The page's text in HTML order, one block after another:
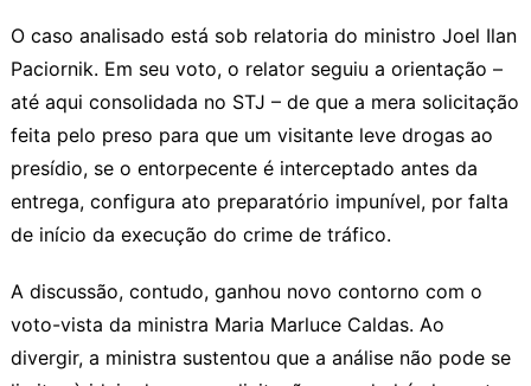
O caso analisado está sob relatoria do ministro Joel Ilan
Paciornik. Em seu voto, o relator seguiu a orientação –
até aqui consolidada no STJ – de que a mera solicitação
feita pelo preso para que um visitante leve drogas ao
presídio, se o entorpecente é interceptado antes da
entrega, configura ato preparatório impunível, por falta
de início da execução do crime de tráfico.
A discussão, contudo, ganhou novo contorno com o
voto-vista da ministra Maria Marluce Caldas. Ao
divergir, a ministra sustentou que a análise não pode se